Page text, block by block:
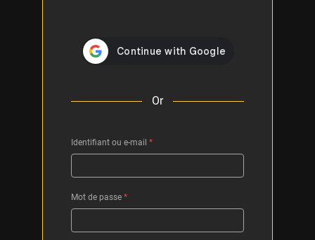
Or
Identifiant ou e-mail *
Mot de passe *